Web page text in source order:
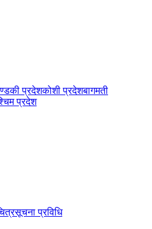
प्रदेशकोशी प्रदेशबागमती
प्रदेश
सूचना प्रविधि